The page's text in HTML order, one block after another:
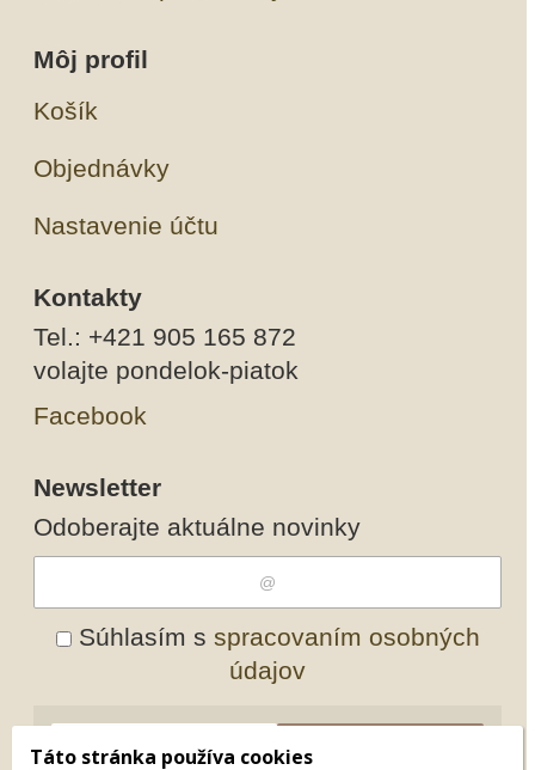
Môj profil
Košík
Objednávky
Nastavenie účtu
Kontakty
Tel.: +421 905 165 872
volajte pondelok-piatok
Facebook
Newsletter
Odoberajte aktuálne novinky
Súhlasím s spracovaním osobných
údajov
Táto stránka používa cookies